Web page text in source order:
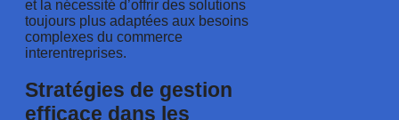
et la nécessité d’offrir des solutions
toujours plus adaptées aux besoins
complexes du commerce
interentreprises.
Stratégies de gestion
efficace dans les